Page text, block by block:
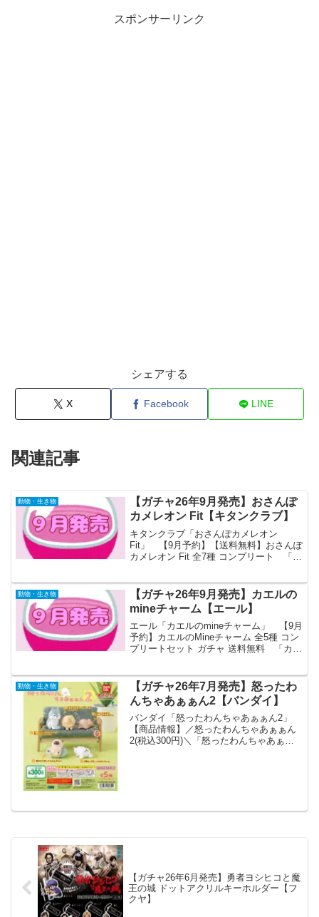
スポンサーリンク
シェアする
X Facebook LINE
関連記事
動物・生き物
【ガチャ26年9月発売】おさんぽ
カメレオン Fit【キタンクラブ】
キタンクラブ「おさんぽカメレオン
Fit」 【9月予約】【送料無料】おさんぽ
カメレオン Fit 全7種 コンプリート 「お
に続きマーカーチャーム仕様で帰還！ぺ
ろぺ...
動物・生き物
【ガチャ26年9月発売】カエルの
mineチャーム【エール】
エール「カエルのmineチャーム」 【9月
予約】カエルのMineチャーム 全5種 コン
プリートセット ガチャ 送料無料 「カエ
られる！ 商品名 カエルの
mi...
動物・生き物
【ガチャ26年7月発売】怒ったわ
んちゃあぁぁん2【バンダイ】
バンダイ「怒ったわんちゃあぁぁん2」
【商品情報】／怒ったわんちゃあぁぁん
2(税込300円)＼「怒ったわんちゃあぁぁ
【ガチャ26年6月発売】勇者ヨシヒコと魔
王の城 ドットアクリルキーホルダー【フ
クヤ】